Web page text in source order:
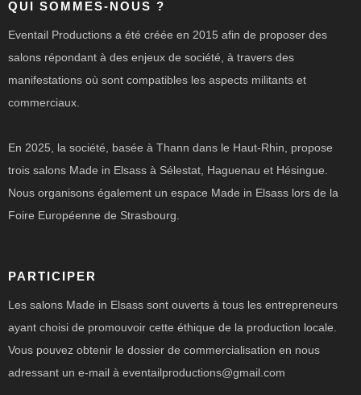
QUI SOMMES-NOUS ?
Eventail Productions a été créée en 2015 afin de proposer des
salons répondant à des enjeux de société, à travers des
manifestations où sont compatibles les aspects militants et
commerciaux.
En 2025, la société, basée à Thann dans le Haut-Rhin, propose
trois salons Made in Elsass à Sélestat, Haguenau et Hésingue.
Nous organisons également un espace Made in Elsass lors de la
Foire Européenne de Strasbourg.
PARTICIPER
Les salons Made in Elsass sont ouverts à tous les entrepreneurs
ayant choisi de promouvoir cette éthique de la production locale.
Vous pouvez obtenir le dossier de commercialisation en nous
adressant un e-mail à eventailproductions@gmail.com